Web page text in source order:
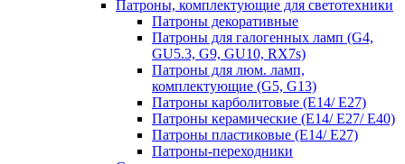
Патроны, комплектующие для светотехники
Патроны декоративные
Патроны для галогенных ламп (G4,
GU5.3, G9, GU10, RX7s)
Патроны для люм. ламп,
комплектующие (G5, G13)
Патроны карболитовые (E14/ E27)
Патроны керамические (E14/ E27/ E40)
Патроны пластиковые (E14/ E27)
Патроны-переходники